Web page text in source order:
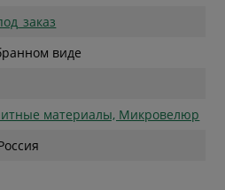
виде
материалы, Микровелюр